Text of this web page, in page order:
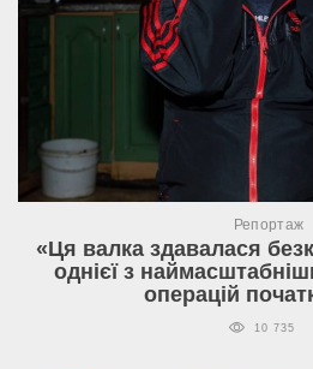
Репортаж
«Ця валка здавалася
однієї з
операцій
10 735